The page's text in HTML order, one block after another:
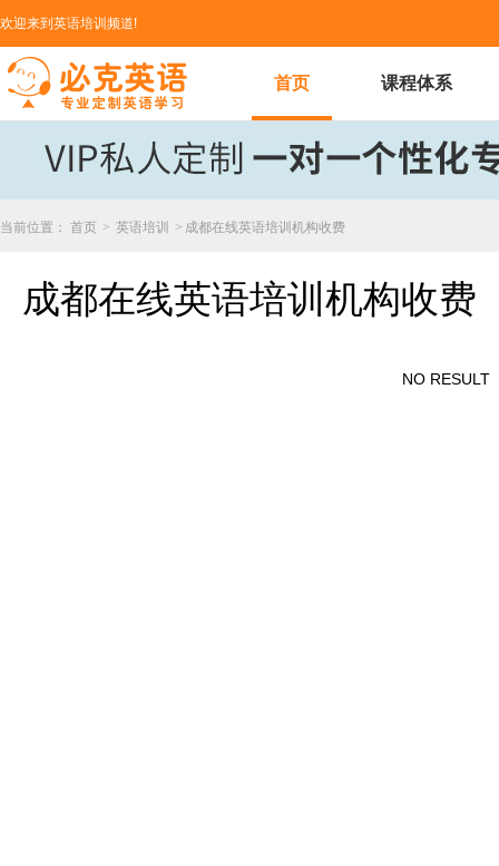
欢迎来到英语培训频道!
首页 课程体系
当前位置： 首页 > 英语培训 > 成都在线英语培训机构收费
成都在线英语培训机构收费
NO RESULT